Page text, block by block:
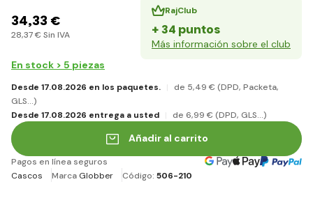
34,33 €
28,37 € Sin IVA
RajClub
+ 34 puntos
Más información sobre el club
En stock > 5 piezas
Desde 17.08.2026 en los paquetes. de 5,49 € (DPD, Packeta,
GLS...)
Desde 17.08.2026 entrega a usted
de 6,99 € (DPD, GLS...)
Añadir al carrito
Pagos en línea seguros
Cascos
Marca Globber Código: 506-210